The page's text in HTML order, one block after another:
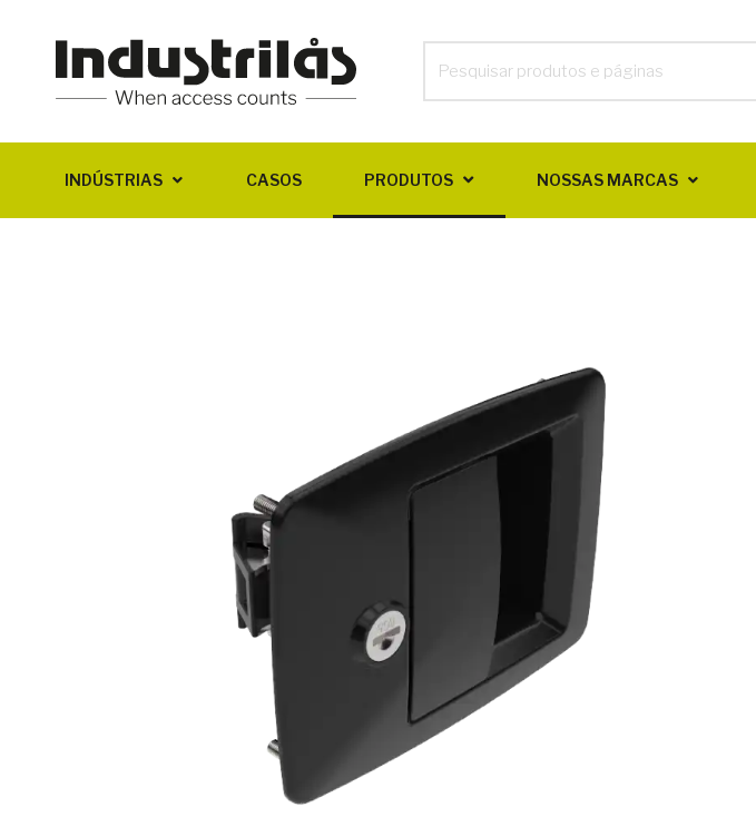
INDÚSTRIAS CASOS PRODUTOS NOSSAS MARCAS